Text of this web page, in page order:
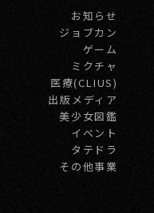
お知らせ
ジョブカン
ゲーム
ミクチャ
医療(CLIUS)
出版メディア
美少女図鑑
イベント
タテドラ
その他事業